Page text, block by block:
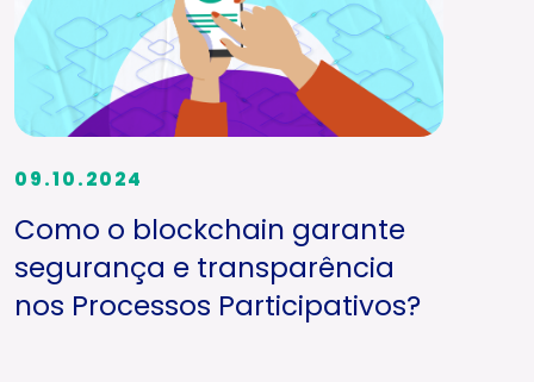
09.10.2024
Como o blockchain garante
segurança e transparência
nos Processos Participativos?